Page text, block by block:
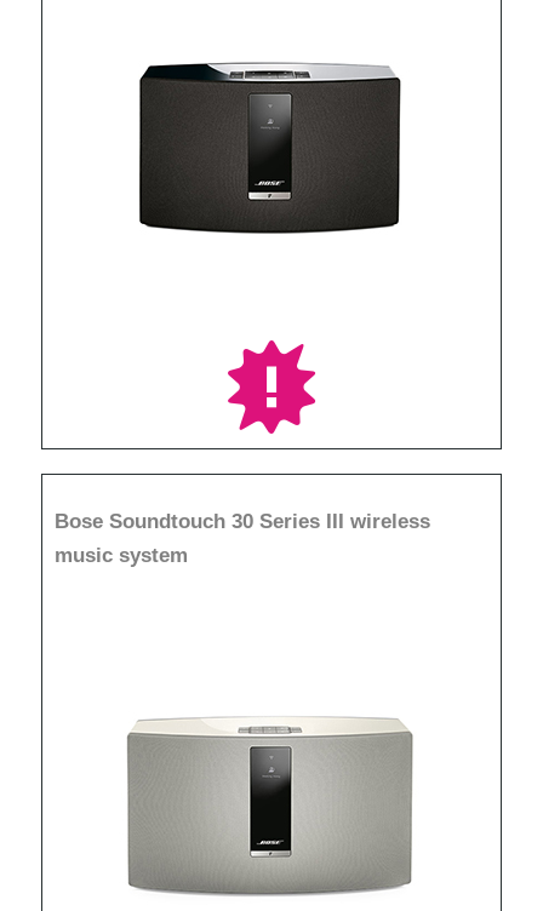
Bose Soundtouch 30 Series III wireless
music system